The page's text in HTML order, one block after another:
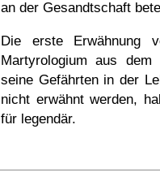
an der Gesandtschaft
Die erste Erwähnung
Martyrologium aus
seine Gefährten in der
nicht erwähnt werden,
für legendär.